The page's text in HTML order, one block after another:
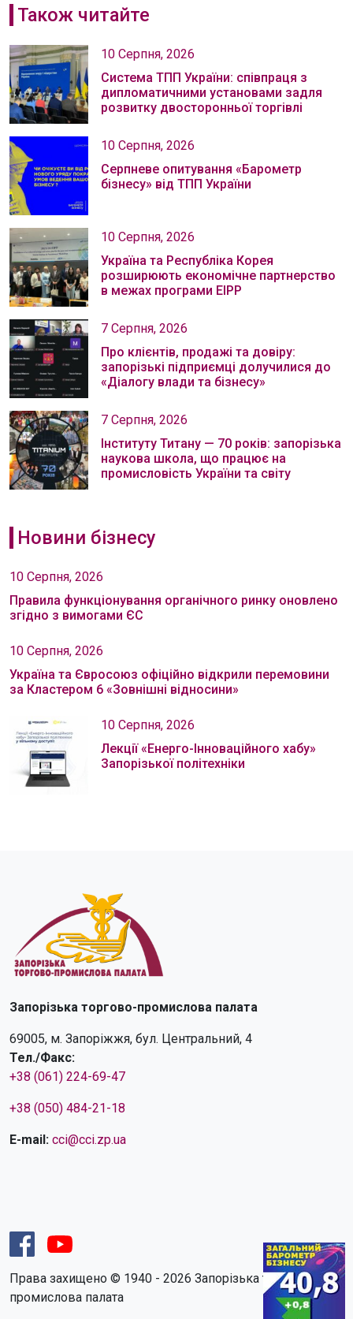
Також читайте
10 Серпня, 2026
Система ТПП України: співпраця з
дипломатичними установами задля
розвитку двосторонньої торгівлі
10 Серпня, 2026
Серпневе опитування «Барометр
бізнесу» від ТПП України
10 Серпня, 2026
Україна та Республіка Корея
розширюють економічне партнерство
в межах програми EIPP
7 Серпня, 2026
Про клієнтів, продажі та довіру:
запорізькі підприємці долучилися до
«Діалогу влади та бізнесу»
7 Серпня, 2026
Інституту Титану — 70 років: запорізька
наукова школа, що працює на
промисловість України та світу
Новини бізнесу
10 Серпня, 2026
Правила функціонування органічного ринку оновлено
згідно з вимогами ЄС
10 Серпня, 2026
Україна та Євросоюз офіційно відкрили перемовини
за Кластером 6 «Зовнішні відносини»
10 Серпня, 2026
Лекції «Енерго-Інноваційного хабу»
Запорізької політехніки
Запорізька торгово-промислова палата
69005, м. Запоріжжя, бул. Центральний, 4
Тел./Факс:
+38 (061) 224-69-47
+38 (050) 484-21-18
E-mail: cci@cci.zp.ua
Права захищено © 1940 - 2026 Запорізька торгово-
промислова палата